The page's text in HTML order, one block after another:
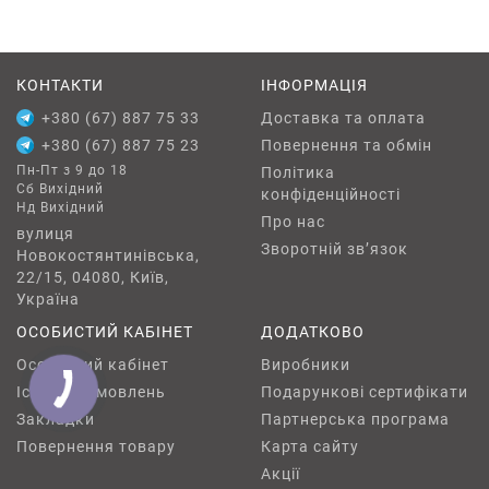
високоміцних та стійких до атмосферних
впливів матеріалів.
Водонепроникність та теплоізоляція: Ці
люки оснащуються ущільнювачами, які
забезпечують захист від вологи та
зберігають теплоізоляційні властивості
Безпека: Фасадні ревізійні люки можуть
бути оснащені замками або іншими
механізмами забезпечення безпеки для
запобігання несанкціонованому доступу.
Простота обслуговування та ремонту: Вони
надають легкий доступ до комунікацій і
систем, що знаходяться за фасадом,
спрощуючи процеси обслуговування та
КОНТАКТИ
+380 (67) 887 75 33
+380 (67) 887 75 23
Пн-Пт з 9 до 18
Сб Вихідний
Нд Вихідний
вулиця
Новокостянтинівська,
22/15, 04080, Київ,
Україна
ІНФОРМАЦІЯ
Доставка та оплата
Повернення та обмін
Політика
конфіденційності
Про нас
Зворотній зв’язок
ОСОБИСТИЙ КАБІНЕТ
Особистий кабінет
Історія замовлень
Закладки
Повернення товару
ДОДАТКОВО
Виробники
Подарункові сертифікати
Партнерська програма
Карта сайту
Акції